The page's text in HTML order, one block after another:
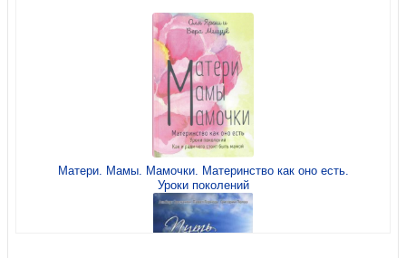
Семейные обетования
Знать Его
Матери. Мамы. Мамочки. Материнство как оно есть.
Уроки поколений